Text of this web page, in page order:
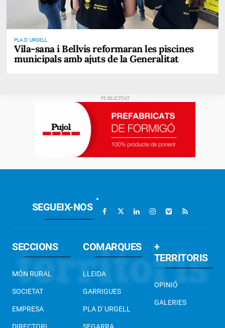
PLA D' URGELL
Vila-sana i Bellvís reformaran les piscines
municipals amb ajuts de la Generalitat
SEGUEIX-NOS
SECCIONS
MÓN RURAL
SOCIETAT
EMPRESA
COMARQUES
LLEIDA
GARRIGUES
PLA D' URGELL
+
TERRITORIS
OPINIÓ
GALERIES